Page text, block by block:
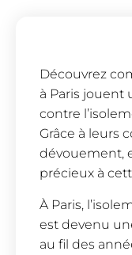
Découvrez
à Paris jouent
contre
Grâce à leurs
dévouement,
précieux à
À Paris,
est devenu
au fil des